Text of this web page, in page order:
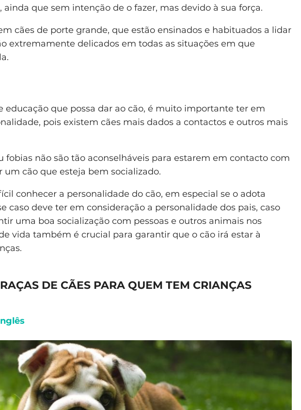
ainda que sem intenção de o fazer, mas devido à sua força.
cães de porte grande, que estão ensinados e habituados a lidar
extremamente delicados em todas as situações em que
educação que possa dar ao cão, é muito importante ter em
pois existem cães mais dados a contactos e outros mais
fobias não são tão aconselháveis para estarem em contacto com
um cão que esteja bem socializado.
conhecer a personalidade do cão, em especial se o adota
caso deve ter em consideração a personalidade dos pais, caso
uma boa socialização com pessoas e outros animais nos
vida também é crucial para garantir que o cão irá estar à
DE CÃES PARA QUEM TEM CRIANÇAS